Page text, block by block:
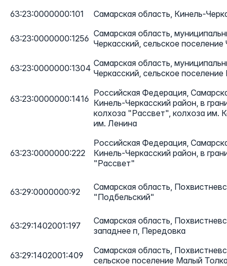
63:23:0000000:101 Самарская область, Кинель-
63:23:0000000:1256 Самарская область,
Черкасский, сельское поселение
63:23:0000000:1304 Самарская область,
Черкасский, сельское
63:23:0000000:1416
Российская Федерация,
Кинель-Черкасский район, в
колхоза "Рассвет", колхоза им.
им. Ленина
63:23:0000000:222
Российская Федерация,
Кинель-Черкасский район, в
"Рассвет"
63:29:0000000:92
Самарская область,
"Подбельский"
63:29:1402001:197
Самарская область,
западнее п, Передовка
63:29:1402001:409
Самарская область,
сельское поселение Малый